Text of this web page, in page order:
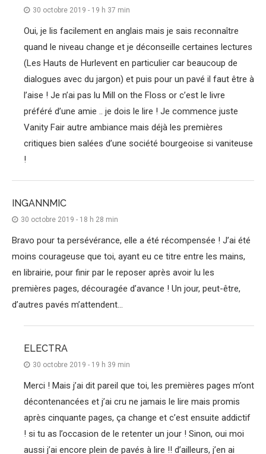
30 octobre 2019 - 19 h 37 min
Oui, je lis facilement en anglais mais je sais reconnaître
quand le niveau change et je déconseille certaines lectures
(Les Hauts de Hurlevent en particulier car beaucoup de
dialogues avec du jargon) et puis pour un pavé il faut être à
l’aise ! Je n’ai pas lu Mill on the Floss or c’est le livre
préféré d’une amie .. je dois le lire ! Je commence juste
Vanity Fair autre ambiance mais déjà les premières
critiques bien salées d’une société bourgeoise si vaniteuse
!
INGANNMIC
30 octobre 2019 - 18 h 28 min
Bravo pour ta persévérance, elle a été récompensée ! J’ai été
moins courageuse que toi, ayant eu ce titre entre les mains,
en librairie, pour finir par le reposer après avoir lu les
premières pages, découragée d’avance ! Un jour, peut-être,
d’autres pavés m’attendent…
ELECTRA
30 octobre 2019 - 19 h 39 min
Merci ! Mais j’ai dit pareil que toi, les premières pages m’ont
décontenancées et j’ai cru ne jamais le lire mais promis
après cinquante pages, ça change et c’est ensuite addictif
! si tu as l’occasion de le retenter un jour ! Sinon, oui moi
aussi j’ai encore plein de pavés à lire !! d’ailleurs, j’en ai